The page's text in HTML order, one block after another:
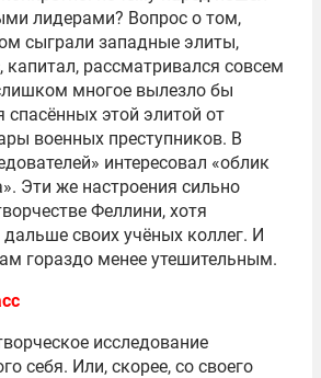
лидерами? Вопрос о том,
сыграли западные элиты,
капитал, рассматривался совсем
многое вылезло бы
спасённых этой элитой от
военных преступников. В
интересовал «облик
Эти же настроения сильно
Феллини, хотя
своих учёных коллег. И
гораздо менее утешительным.
исследование
себя. Или, скорее, со своего